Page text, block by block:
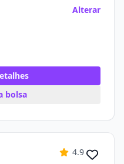
Alterar
bolsa
4.9